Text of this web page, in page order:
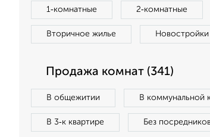
1‑комнатные 2‑комнатные
Вторичное жилье Новостройки
Продажа комнат (341)
В общежитии В коммунальной
В 3‑к квартире Без